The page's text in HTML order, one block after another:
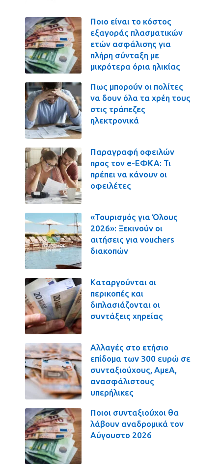
Ποιο είναι το κόστος
εξαγοράς πλασματικών
ετών ασφάλισης για
πλήρη σύνταξη με
μικρότερα όρια ηλικίας
Πως μπορούν οι πολίτες
να δουν όλα τα χρέη τους
στις τράπεζες
ηλεκτρονικά
Παραγραφή οφειλών
προς τον e-ΕΦΚΑ: Τι
πρέπει να κάνουν οι
οφειλέτες
«Τουρισμός για Όλους
2026»: Ξεκινούν οι
αιτήσεις για vouchers
διακοπών
Καταργούνται οι
περικοπές και
διπλασιάζονται οι
συντάξεις χηρείας
Αλλαγές στο ετήσιο
επίδομα των 300 ευρώ σε
συνταξιούχους, ΑμεΑ,
ανασφάλιστους
υπερήλικες
Ποιοι συνταξιούχοι θα
λάβουν αναδρομικά τον
Αύγουστο 2026